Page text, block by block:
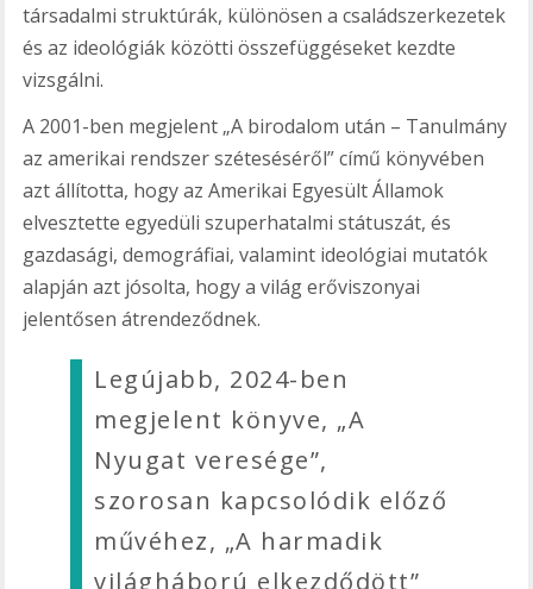
társadalmi struktúrák, különösen a családszerkezetek
és az ideológiák közötti összefüggéseket kezdte
vizsgálni.
A 2001-ben megjelent „A birodalom után – Tanulmány
az amerikai rendszer széteséséről” című könyvében
azt állította, hogy az Amerikai Egyesült Államok
elvesztette egyedüli szuperhatalmi státuszát, és
gazdasági, demográfiai, valamint ideológiai mutatók
alapján azt jósolta, hogy a világ erőviszonyai
jelentősen átrendeződnek.
Legújabb, 2024-ben
megjelent könyve, „A
Nyugat veresége”,
szorosan kapcsolódik előző
művéhez, „A harmadik
világháború elkezdődött”